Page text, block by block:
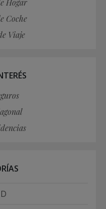
Hogar
Coche
Viaje